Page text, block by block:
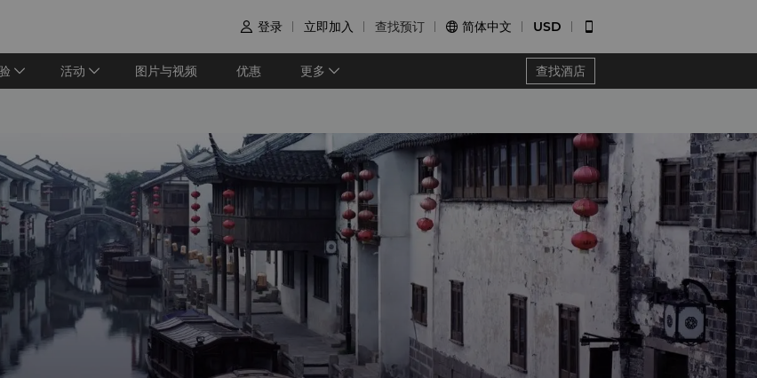
 登录 立即加入 查找预订  简体中文 USD 
活动 图片与视频 优惠 更多 查找酒店